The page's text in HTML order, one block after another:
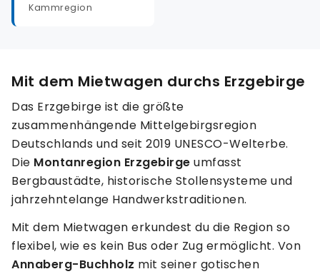
Kammregion
Mit dem Mietwagen durchs Erzgebirge
Das Erzgebirge ist die größte
zusammenhängende Mittelgebirgsregion
Deutschlands und seit 2019 UNESCO-Welterbe.
Die Montanregion Erzgebirge umfasst
Bergbaustädte, historische Stollensysteme und
jahrzehntelange Handwerkstraditionen.
Mit dem Mietwagen erkundest du die Region so
flexibel, wie es kein Bus oder Zug ermöglicht. Von
Annaberg-Buchholz mit seiner gotischen